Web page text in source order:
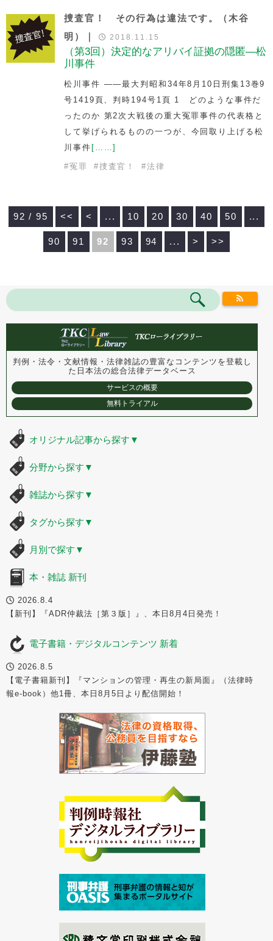
捜査官！ その行為は違法です。（木谷
明）｜
2018.11.15
（第3回）決定的なアリバイ証拠の隠匿―松
川事件
松川事件 ――最大判昭和34年8月10日刑集13巻9
号1419頁、判時194号1頁 1 どのような事件だ
ったのか 第2次大戦後の重大冤罪事件の代表格と
して挙げられるものの一つが、今回取り上げる松
川事件 [……]
#冤罪 #捜査官！ #法律
92 / 95 << < ... 10 20 30 40 50 ...
90 91 92 93 94 ... > >>
判例・法令・文献情報・法律雑誌の豊富なコンテンツを登載し
た 日本法の総合法律データベース
サービスの概要
無料トライアル
オリジナル記事から探す ▼
分野から探す ▼
雑誌から探す ▼
タグから探す ▼
月別で探す ▼
本・雑誌 新刊
2026.8.4
【新刊】『ADR仲裁法［第３版］』、本日8月4日発売！
電子書籍・デジタルコンテンツ 新着
2026.8.5
【電子書籍新刊】『マンションの管理・再生の新局面』（法律時
報e-book）他1冊、本日8月5日より配信開始！